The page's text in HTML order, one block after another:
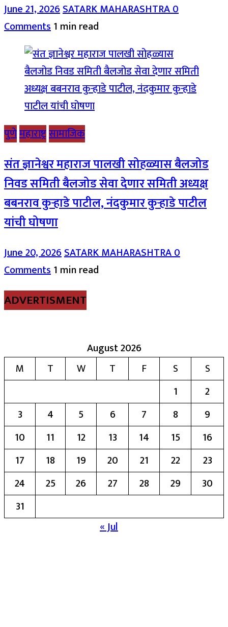
June 21, 2026SATARK MAHARASHTRA0
Comments1 min read
पुणेमहाराष्ट्रसामाजिक
संत ज्ञानेश्वर महाराज पालखी सोहळ्यास बैलजोड
निवड समिती बैलजोड सेवा देणार समिती अध्यक्ष
बबनराव कुऱ्हाडे पाटील, नंदकुमार कुऱ्हाडे पाटील
यांची घोषणा
June 20, 2026SATARK MAHARASHTRA0
Comments1 min read
ADVERTISMENT
August 2026
M
T W T F S
S
1
2
3
4 5 6 7 8
9
10
11 12 13 14 15
16
17
18 19 20 21 22
23
24
25 26 27 28 29
30
31
« Jul